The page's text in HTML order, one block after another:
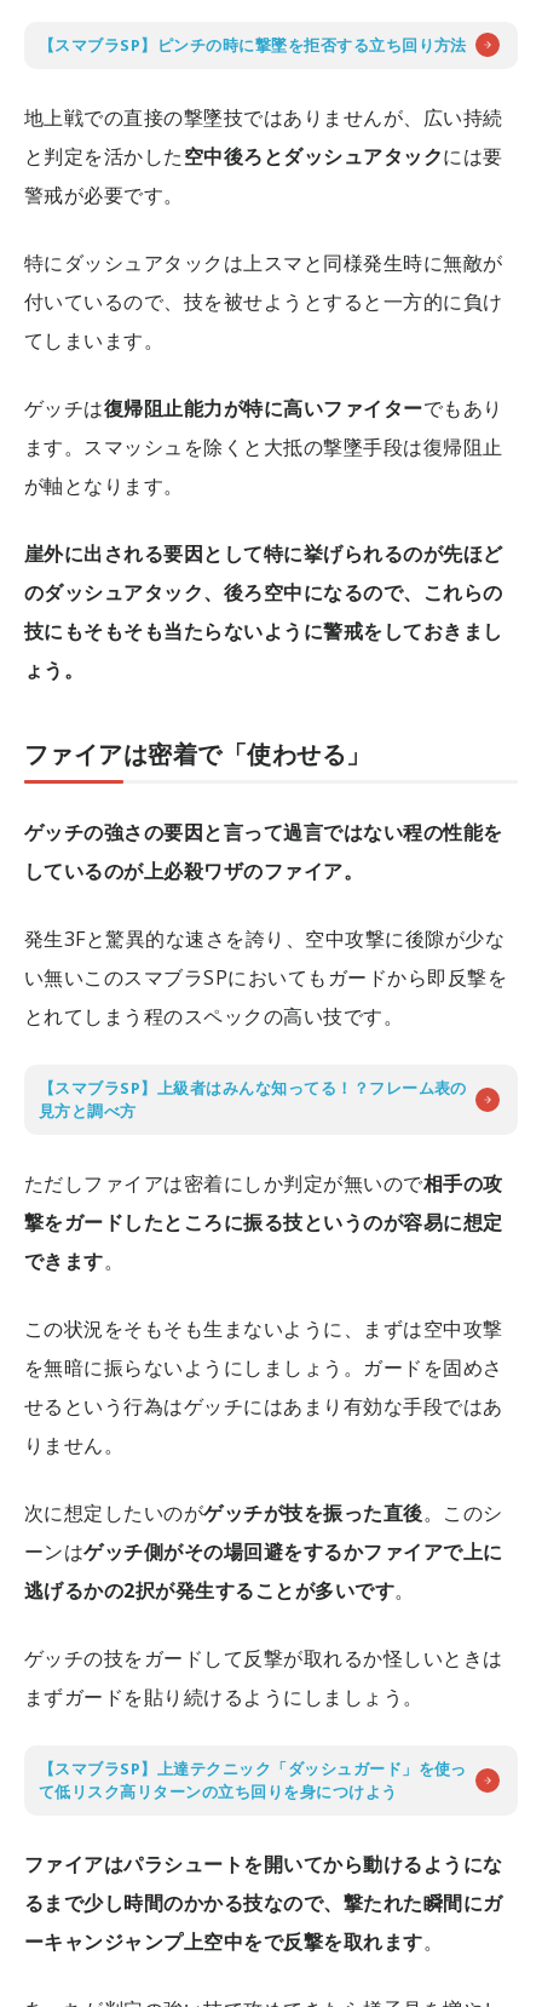
【スマブラSP】ピンチの時に撃墜を拒否する立ち回り方法
地上戦での直接の撃墜技ではありませんが、広い持続
と判定を活かした空中後ろとダッシュアタックには要
警戒が必要です。
特にダッシュアタックは上スマと同様発生時に無敵が
付いているので、技を被せようとすると一方的に負け
てしまいます。
ゲッチは復帰阻止能力が特に高いファイターでもあり
ます。スマッシュを除くと大抵の撃墜手段は復帰阻止
が軸となります。
崖外に出される要因として特に挙げられるのが先ほど
のダッシュアタック、後ろ空中になるので、これらの
技にもそもそも当たらないように警戒をしておきまし
ょう。
ファイアは密着で「使わせる」
ゲッチの強さの要因と言って過言ではない程の性能を
しているのが上必殺ワザのファイア。
発生3Fと驚異的な速さを誇り、空中攻撃に後隙が少な
い無いこのスマブラSPにおいてもガードから即反撃を
とれてしまう程のスペックの高い技です。
【スマブラSP】上級者はみんな知ってる！？フレーム表の
見方と調べ方
ただしファイアは密着にしか判定が無いので相手の攻
撃をガードしたところに振る技というのが容易に想定
できます。
この状況をそもそも生まないように、まずは空中攻撃
を無暗に振らないようにしましょう。ガードを固めさ
せるという行為はゲッチにはあまり有効な手段ではあ
りません。
次に想定したいのがゲッチが技を振った直後。このシ
ーンはゲッチ側がその場回避をするかファイアで上に
逃げるかの2択が発生することが多いです。
ゲッチの技をガードして反撃が取れるか怪しいときは
まずガードを貼り続けるようにしましょう。
【スマブラSP】上達テクニック「ダッシュガード」を使っ
て低リスク高リターンの立ち回りを身につけよう
ファイアはパラシュートを開いてから動けるようにな
るまで少し時間のかかる技なので、撃たれた瞬間にガ
ーキャンジャンプ上空中をで反撃を取れます。